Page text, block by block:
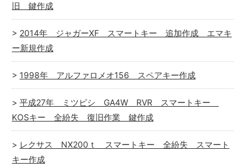
旧 鍵作成
2014年 ジャガーXF スマートキー 追加作成 エマキ
ー新規作成
1998年 アルファロメオ156 スペアキー作成
平成27年 ミツビシ GA4W RVR スマートキー
KOSキー 全紛失 復旧作業 鍵作成
レクサス NX200ｔ スマートキー 全紛失 スマート
キー作成